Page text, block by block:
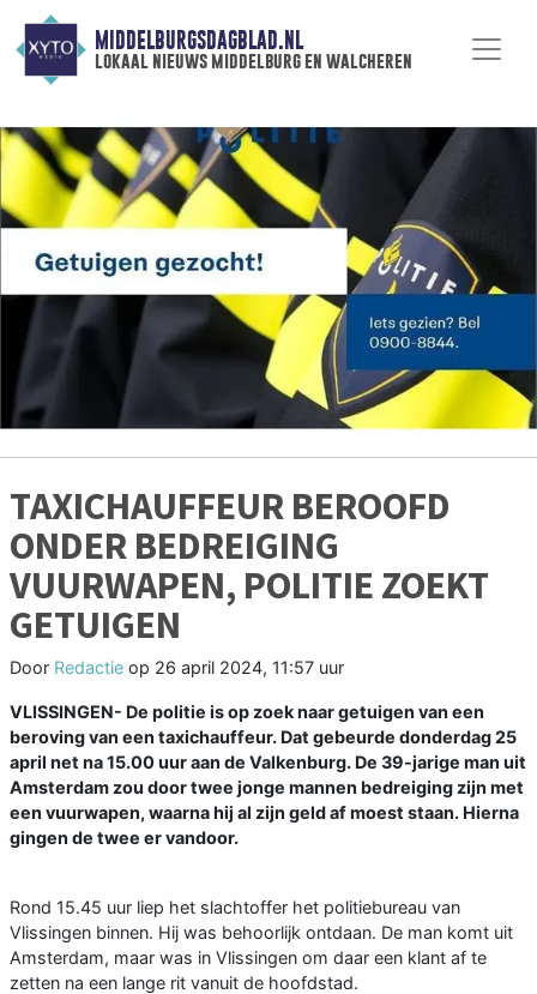
MIDDELBURGSDAGBLAD.NL
lokaal nieuws middelburg en walcheren
TAXICHAUFFEUR BEROOFD
ONDER BEDREIGING
VUURWAPEN, POLITIE ZOEKT
GETUIGEN
Door Redactie op 26 april 2024, 11:57 uur
VLISSINGEN- De politie is op zoek naar getuigen van een
beroving van een taxichauffeur. Dat gebeurde donderdag 25
april net na 15.00 uur aan de Valkenburg. De 39-jarige man uit
Amsterdam zou door twee jonge mannen bedreiging zijn met
een vuurwapen, waarna hij al zijn geld af moest staan. Hierna
gingen de twee er vandoor.
Rond 15.45 uur liep het slachtoffer het politiebureau van
Vlissingen binnen. Hij was behoorlijk ontdaan. De man komt uit
Amsterdam, maar was in Vlissingen om daar een klant af te
zetten na een lange rit vanuit de hoofdstad.